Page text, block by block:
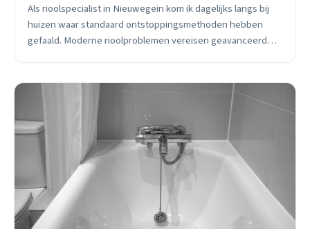
Als rioolspecialist in Nieuwegein kom ik dagelijks langs bij
huizen waar standaard ontstoppingsmethoden hebben
gefaald. Moderne rioolproblemen vereisen geavanceerde